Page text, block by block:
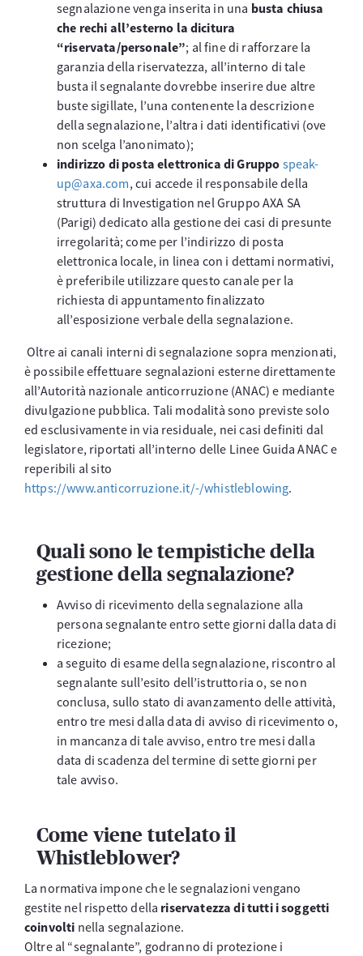
segnalazione venga inserita in una busta chiusa
che rechi all’esterno la dicitura
“riservata/personale”; al fine di rafforzare la
garanzia della riservatezza, all’interno di tale
busta il segnalante dovrebbe inserire due altre
buste sigillate, l’una contenente la descrizione
della segnalazione, l’altra i dati identificativi (ove
non scelga l’anonimato);
indirizzo di posta elettronica di Gruppo speak-
up@axa.com, cui accede il responsabile della
struttura di Investigation nel Gruppo AXA SA
(Parigi) dedicato alla gestione dei casi di presunte
irregolarità; come per l’indirizzo di posta
elettronica locale, in linea con i dettami normativi,
è preferibile utilizzare questo canale per la
richiesta di appuntamento finalizzato
all’esposizione verbale della segnalazione.
Oltre ai canali interni di segnalazione sopra menzionati,
è possibile effettuare segnalazioni esterne direttamente
all’Autorità nazionale anticorruzione (ANAC) e mediante
divulgazione pubblica. Tali modalità sono previste solo
ed esclusivamente in via residuale, nei casi definiti dal
legislatore, riportati all’interno delle Linee Guida ANAC e
reperibili al sito
https://www.anticorruzione.it/-/whistleblowing.
Quali sono le tempistiche della
gestione della segnalazione?
Avviso di ricevimento della segnalazione alla
persona segnalante entro sette giorni dalla data di
ricezione;
a seguito di esame della segnalazione, riscontro al
segnalante sull’esito dell’istruttoria o, se non
conclusa, sullo stato di avanzamento delle attività,
entro tre mesi dalla data di avviso di ricevimento o,
in mancanza di tale avviso, entro tre mesi dalla
data di scadenza del termine di sette giorni per
tale avviso.
Come viene tutelato il
Whistleblower?
La normativa impone che le segnalazioni vengano
gestite nel rispetto della riservatezza di tutti i soggetti
coinvolti nella segnalazione.
Oltre al “segnalante”, godranno di protezione i